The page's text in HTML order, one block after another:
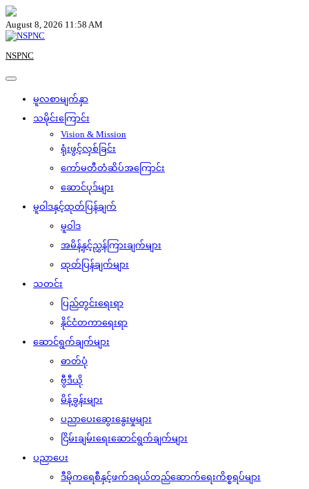
Skip
to
content
August 8, 2026 11:58 AM
NSPNC
မူလစာမျက်နှာ
သမိုင်းကြောင်း
Vision & Mission
ရုံးဖွင့်လှစ်ခြင်း
ကော်မတီတံဆိပ်အကြောင်း
ဆောင်ပုဒ်များ
မူဝါဒနှင့်ထုတ်ပြန်ချက်
မူဝါဒ
အမိန့်နှင့်ညွှန်ကြားချက်များ
ထုတ်ပြန်ချက်များ
သတင်း
ပြည်တွင်းရေးရာ
နိုင်ငံတကာရေးရာ
ဆောင်ရွက်ချက်များ
ဓာတ်ပုံ
ဗွီဒီယို
မိန့်ခွန်းများ
ပညာပေးဆွေးနွေးမှုများ
ငြိမ်းချမ်းရေးဆောင်ရွက်ချက်များ
ပညာပေး
ဒီမိုကရေစီနှင့်ဖက်ဒရယ်တည်ဆောက်‌ရေးကိစ္စရပ်များ